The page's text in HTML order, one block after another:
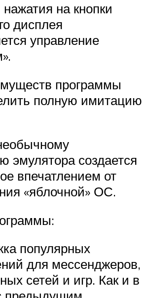
на кнопки
дисплея
управление
программы
полную имитацию
эмулятора создается
впечатлением от
«яблочной» ОС.
популярных
для мессенджеров,
сетей и игр. Как и в